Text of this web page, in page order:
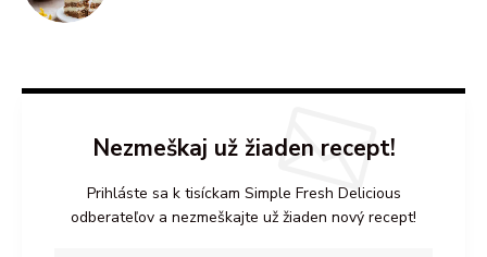
Nezmeškaj už žiaden recept!
Prihláste sa k tisíckam Simple Fresh Delicious
odberateľov a nezmeškajte už žiaden nový recept!